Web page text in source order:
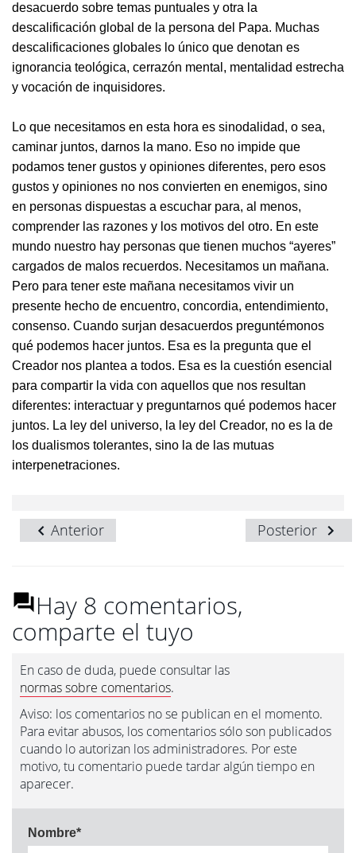
desacuerdo sobre temas puntuales y otra la
descalificación global de la persona del Papa. Muchas
descalificaciones globales lo único que denotan es
ignorancia teológica, cerrazón mental, mentalidad estrecha
y vocación de inquisidores.
Lo que necesitamos en esta hora es sinodalidad, o sea,
caminar juntos, darnos la mano. Eso no impide que
podamos tener gustos y opiniones diferentes, pero esos
gustos y opiniones no nos convierten en enemigos, sino
en personas dispuestas a escuchar para, al menos,
comprender las razones y los motivos del otro. En este
mundo nuestro hay personas que tienen muchos “ayeres”
cargados de malos recuerdos. Necesitamos un mañana.
Pero para tener este mañana necesitamos vivir un
presente hecho de encuentro, concordia, entendimiento,
consenso. Cuando surjan desacuerdos preguntémonos
qué podemos hacer juntos. Esa es la pregunta que el
Creador nos plantea a todos. Esa es la cuestión esencial
para compartir la vida con aquellos que nos resultan
diferentes: interactuar y preguntarnos qué podemos hacer
juntos. La ley del universo, la ley del Creador, no es la de
los dualismos tolerantes, sino la de las mutuas
interpenetraciones.
Posterior
Anterior
Hay 8 comentarios,
comparte el tuyo
En caso de duda, puede consultar las
normas sobre comentarios.
Aviso: los comentarios no se publican en el momento.
Para evitar abusos, los comentarios sólo son publicados
cuando lo autorizan los administradores. Por este
motivo, tu comentario puede tardar algún tiempo en
aparecer.
Nombre*